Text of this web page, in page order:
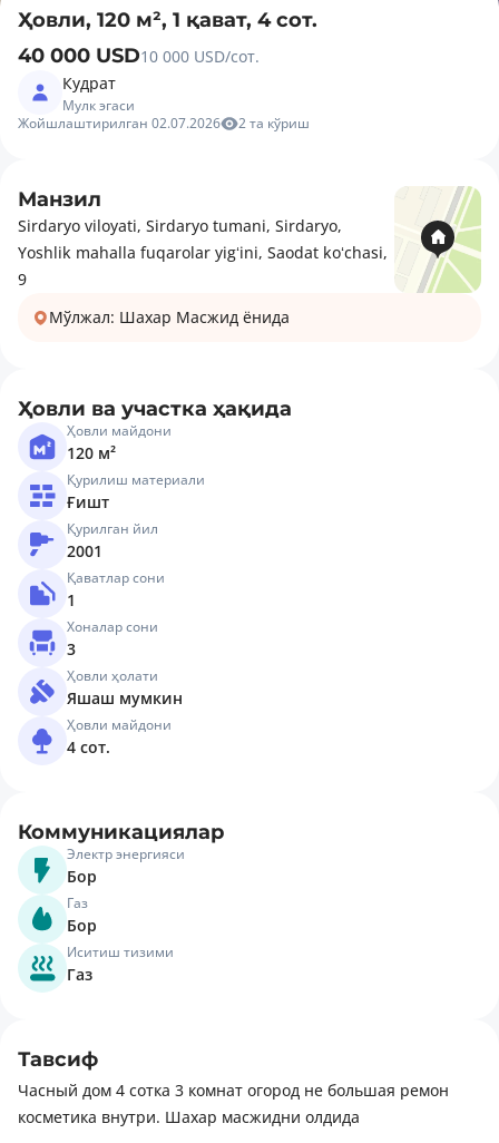
Ҳовли, 120 м², 1 қават, 4 сот.
40 000 USD10 000 USD/сот.
Кудрат
Мулк эгаси
Жойшлаштирилган 02.07.2026
2 та кўриш
Манзил
Sirdaryo viloyati, Sirdaryo tumani, Sirdaryo,
Yoshlik mahalla fuqarolar yigʻini, Saodat koʻchasi,
9
Мўлжал: Шахар Масжид ёнида
Ҳовли ва участка ҳақида
Ҳовли майдони
120 м²
Қурилиш материали
Ғишт
Қурилган йил
2001
Қаватлар сони
1
Хоналар сони
3
Ҳовли ҳолати
Яшаш мумкин
Ҳовли майдони
4 сот.
Коммуникациялар
Электр энергияси
Бор
Газ
Бор
Иситиш тизими
Газ
Тавсиф
Часный дом 4 сотка 3 комнат огород не большая ремон
косметика внутри. Шахар масжидни олдида